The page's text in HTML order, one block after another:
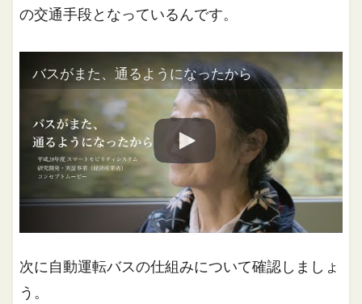
の交通手段となっているんです。
バスがまた、通るようになったから
次に自動運転バスの仕組みについて確認しましょ
う。